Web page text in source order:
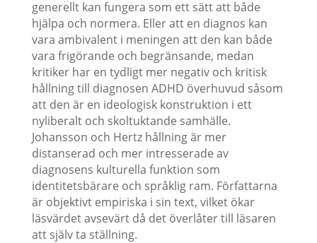
generellt kan fungera som ett sätt att både
hjälpa och normera. Eller att en diagnos kan
vara ambivalent i meningen att den kan både
vara frigörande och begränsande, medan
kritiker har en tydligt mer negativ och kritisk
hållning till diagnosen ADHD överhuvud såsom
att den är en ideologisk konstruktion i ett
nyliberalt och skoltuktande samhälle.
Johansson och Hertz hållning är mer
distanserad och mer intresserade av
diagnosens kulturella funktion som
identitetsbärare och språklig ram. Författarna
är objektivt empiriska i sin text, vilket ökar
läsvärdet avsevärt då det överlåter till läsaren
att själv ta ställning.